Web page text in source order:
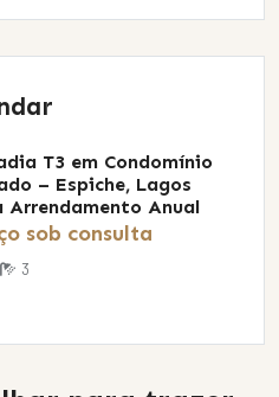
T3 em Condomínio
– Espiche, Lagos
Arrendamento Anual
sob consulta
3